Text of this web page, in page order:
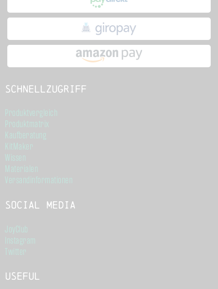
Schnellzugriff
Produktvergleich
Produktmatrix
Kaufberatung
KitMaker
Wissen
Materialen
Versandinformationen
Social Media
JoyClub
Instagram
Twitter
Useful